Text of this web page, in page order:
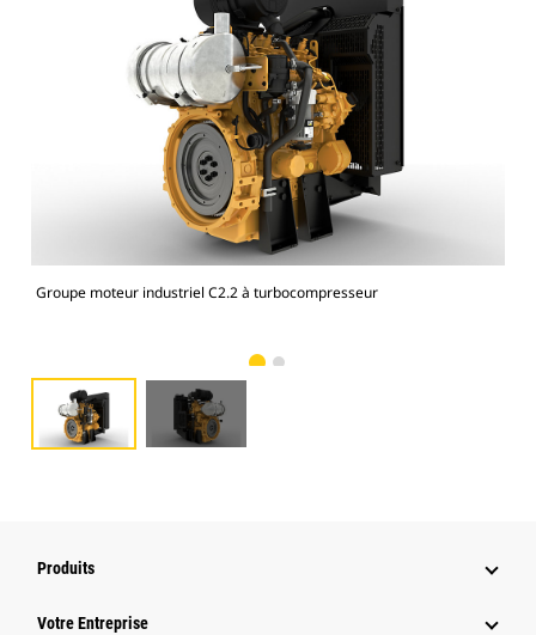
Groupe moteur industriel C2.2 à turbocompresseur
Produits
Votre Entreprise